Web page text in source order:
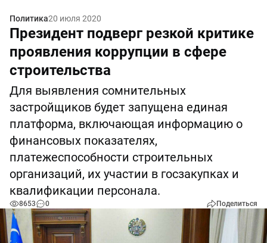
Политика20 июля 2020
Президент подверг резкой критике
проявления коррупции в сфере
строительства
Для выявления сомнительных
застройщиков будет запущена единая
платформа, включающая информацию о
финансовых показателях,
платежеспособности строительных
организаций, их участии в госзакупках и
квалификации персонала.
8653 0 Поделиться